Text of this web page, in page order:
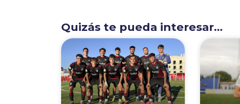
Quizás te pueda interesar...